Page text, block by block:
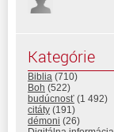
Kategórie
Biblia (710)
Boh (522)
budúcnosť (1 492)
citáty (191)
démoni (26)